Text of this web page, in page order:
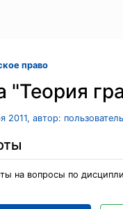
право
"Теория
2011, автор:
на вопросы по